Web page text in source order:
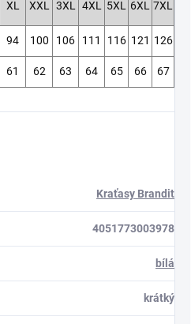
XL XXL 3XL 4XL 5XL 6XL 7XL
94 100 106 111 116 121 126
61 62 63 64 65 66 67
Kraťasy Brandit
4051773003978
bílá
krátký